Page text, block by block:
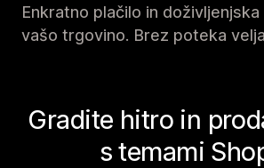
Enkratno plačilo in doživljenjska
vašo trgovino. Brez poteka
Gradite hitro in
s temami